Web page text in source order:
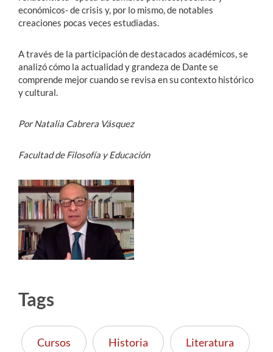
económicos- de crisis y, por lo mismo, de notables
creaciones pocas veces estudiadas.
A través de la participación de destacados académicos, se
analizó cómo la actualidad y grandeza de Dante se
comprende mejor cuando se revisa en su contexto histórico
y cultural.
Por Natalia Cabrera Vásquez
Facultad de Filosofía y Educación
Tags
Cursos Historia Literatura